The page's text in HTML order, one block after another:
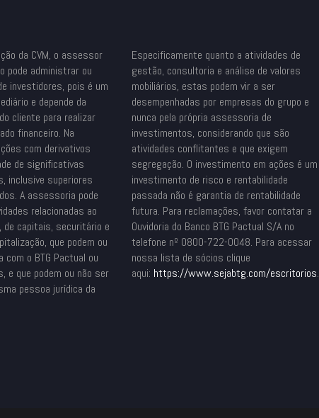
da CVM, o assessor
pode administrar ou
investidores, pois é um
e depende da
cliente para realizar
financeiro. Na
com derivativos
de significativas
inclusive superiores
A assessoria pode
relacionadas ao
de capitais, securitário e
que podem ou
com o BTG Pactual ou
e que podem ou não ser
pessoa jurídica da
Especificamente quanto a atividades de
gestão, consultoria e análise de valores
mobiliários, estas podem vir a ser
desempenhadas por empresas do grupo e
nunca pela própria assessoria de
investimentos, considerando que são
atividades conflitantes e que exigem
segregação. O investimento em ações é um
investimento de risco e rentabilidade
passada não é garantia de rentabilidade
futura. Para reclamações, favor contatar a
Ouvidoria do Banco BTG Pactual S/A no
telefone nº 0800-722-0048. Para acessar
nossa lista de sócios clique
aqui: https://www.sejabtg.com/escritorios.